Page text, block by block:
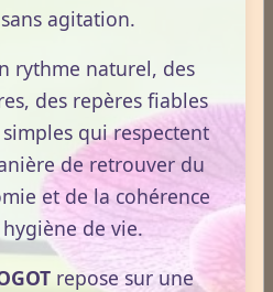
du Thé
agitation.
rythme naturel, des
des repères fiables
qui respectent
de retrouver du
et de la cohérence
de vie.
repose sur une